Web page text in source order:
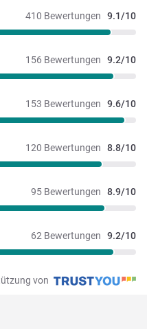
410 Bewertungen 9.1/10
156 Bewertungen 9.2/10
153 Bewertungen 9.6/10
120 Bewertungen 8.8/10
95 Bewertungen 8.9/10
62 Bewertungen 9.2/10
von